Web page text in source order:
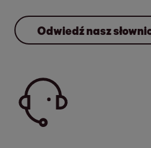
Odwiedź nasz